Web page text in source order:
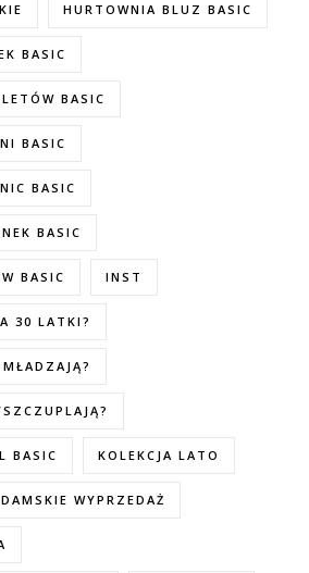
HURTOWNIA BLUZ BASIC
BASIC
BASIC
BASIC
BASIC
BASIC
BASIC INST
30 LATKI?
BASIC KOLEKCJA LATO
WYPRZEDAŻ